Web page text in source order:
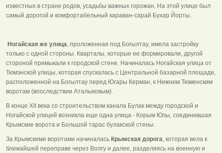
известных в стране родов, усадьбы важных горожан. На этой улице был
самый дорогой и комфортабельный караван-сарай Бухар Йорты.
Ногайская же улица, проложенная под Богылтау, имела застройку
только с одной стороны. Кварталы, которые ее формировали, другой
стороной примыкали к городской стене. Начиналась Ногайская улица от
Тюмэнской улицы, которая спускалась с Центральной базарной площади,
расположенной на Богылтау перед Югары Керман, к Нижним Тюменским
воротам (впоследствии Аталыковым).
В конце XII века со строительством канала Булак между городской и
Ногайской улицей возникла еще одна улица - Корым Юлы, соединившая
Крымские ворота и Большой тарас булакской стены.
За Крымскими воротами начиналась Крымская дорога, которая вела к
ближайшей переправе через Волгу и далее, разделяясь на военную и